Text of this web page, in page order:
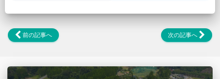
前の記事へ 次の記事へ